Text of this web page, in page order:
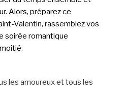
Alors, préparez ce
Valentin, rassemblez vos
soirée romantique
les amoureux et tous les